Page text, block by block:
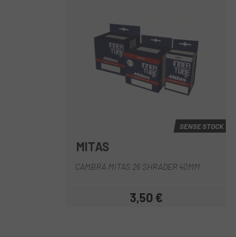
SENSE STOCK
MITAS
CAMBRA MITAS 26 SHRADER 40MM
Preu
3,50 €